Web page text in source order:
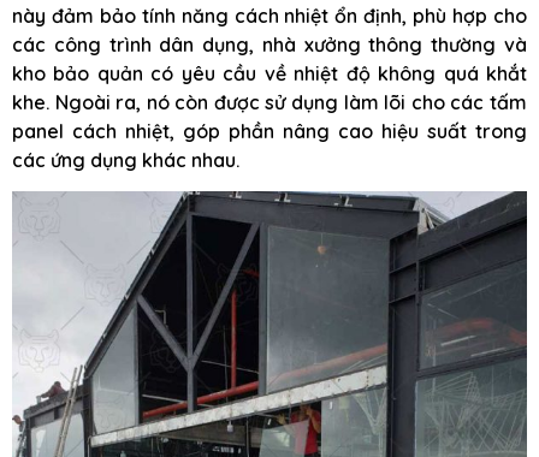
này đảm bảo tính năng cách nhiệt ổn định, phù hợp cho
các công trình dân dụng, nhà xưởng thông thường và
kho bảo quản có yêu cầu về nhiệt độ không quá khắt
khe. Ngoài ra, nó còn được sử dụng làm lõi cho các tấm
panel cách nhiệt, góp phần nâng cao hiệu suất trong
các ứng dụng khác nhau.